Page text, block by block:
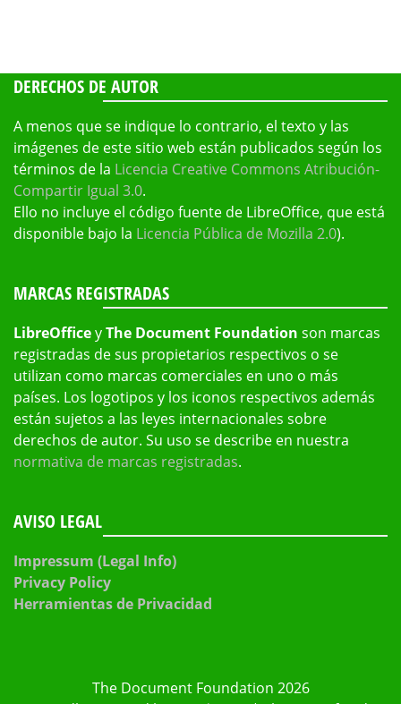
DERECHOS DE AUTOR
A menos que se indique lo contrario, el texto y las
imágenes de este sitio web están publicados según los
términos de la Licencia Creative Commons Atribución-
Compartir Igual 3.0.
Ello no incluye el código fuente de LibreOffice, que está
disponible bajo la Licencia Pública de Mozilla 2.0).
MARCAS REGISTRADAS
LibreOfficeyThe Document Foundation son marcas
registradas de sus propietarios respectivos o se
utilizan como marcas comerciales en uno o más
países. Los logotipos y los iconos respectivos además
están sujetos a las leyes internacionales sobre
derechos de autor. Su uso se describe en nuestra
normativa de marcas registradas.
AVISO LEGAL
Impressum (Legal Info)
Privacy Policy
Herramientas de Privacidad
The Document Foundation 2026